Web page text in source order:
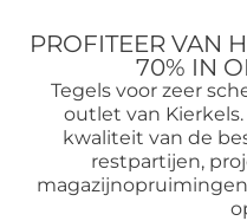
PROFITEER VAN
70% IN
Tegels voor zeer
outlet van
kwaliteit van de
restpartijen,